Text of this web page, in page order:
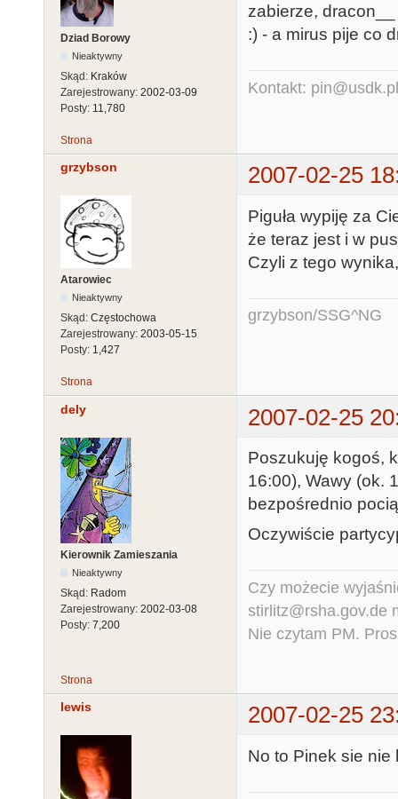
Dziad Borowy
Nieaktywny
Skąd: Kraków
Zarejestrowany: 2002-03-09
Posty: 11,780
zabierze,
:) - a mirus pije co
Kontakt: pin@usdk.pl
Strona
grzybson 2007-02-25
Atarowiec
Nieaktywny
Skąd: Częstochowa
Zarejestrowany: 2003-05-15
Posty: 1,427
Piguła wypiję za
że teraz jest i w
Czyli z tego
grzybson/SSG^NG
Strona
dely 2007-02-25
Kierownik Zamieszania
Nieaktywny
Skąd: Radom
Zarejestrowany: 2002-03-08
Posty: 7,200
Poszukuję kogoś,
16:00), Wawy (ok.
bezpośrednio
Oczywiście
Czy możecie
stirlitz@rsha.gov.de
Nie czytam PM.
Strona
lewis 2007-02-25
No to Pinek sie